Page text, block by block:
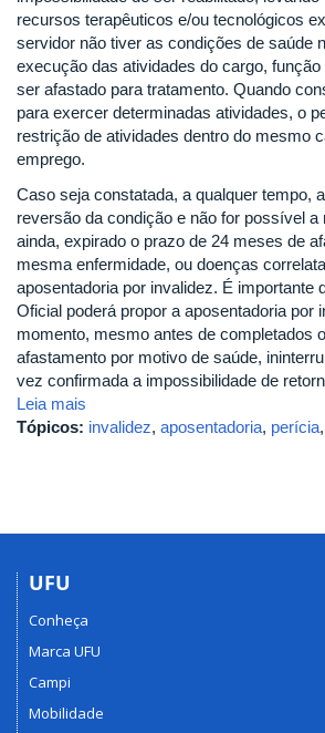
recursos terapêuticos e/ou tecnológicos
servidor não tiver as condições de saúde
execução das atividades do cargo,
ser afastado para tratamento. Quando
para exercer determinadas atividades, o
restrição de atividades dentro do mesmo
emprego.
Caso seja constatada, a qualquer tempo,
reversão da condição e não for possível a
ainda, expirado o prazo de 24 meses de
mesma enfermidade, ou doenças
aposentadoria por invalidez. É importante
Oficial poderá propor a aposentadoria por
momento, mesmo antes de completados
afastamento por motivo de saúde,
vez confirmada a impossibilidade de
Leia mais
Tópicos: invalidez, aposentadoria, perícia,
UFU
Conheça
Marca UFU
Campi
Mobilidade